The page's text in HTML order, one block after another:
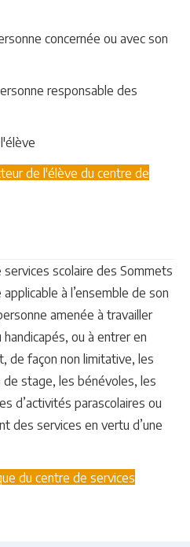
concernée ou avec son
responsable des
de l'élève du centre de
scolaire des Sommets
à l’ensemble de son
amenée à travailler
ou à entrer en
de façon non limitative, les
stage, les bénévoles, les
d’activités parascolaires ou
des services en vertu d’une
du centre de services